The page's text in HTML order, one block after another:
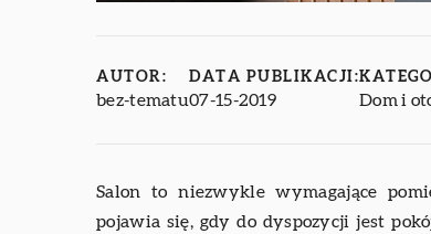
AUTOR:
bez-tematu
DATA PUBLIKACJI:
07-15-2019 Dom i
Salon to niezwykle wymagające
pojawia się, gdy do dyspozycji jest